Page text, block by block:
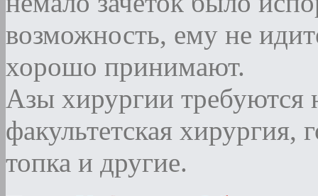
возможность, ему не
хорошо принимают.
Азы хирургии
факультетская хирургия,
топка и другие.